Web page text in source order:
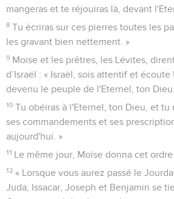
mangeras et te réjouiras là, devant
8 Tu écriras sur ces pierres toutes les
les gravant bien nettement. »
9 Moïse et les prêtres, les Lévites,
d’Israël : « Israël, sois attentif et
devenu le peuple de l'Eternel, ton Dieu.
10 Tu obéiras à l'Eternel, ton Dieu, et tu
ses commandements et ses
aujourd'hui. »
11 Le même jour, Moïse donna cet
12 « Lorsque vous aurez passé le
Juda, Issacar, Joseph et Benjamin se